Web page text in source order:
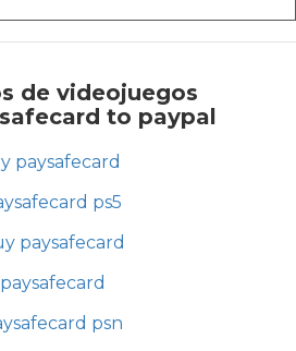
de videojuegos
to paypal
paysafecard
ps5
paysafecard
paysafecard
psn